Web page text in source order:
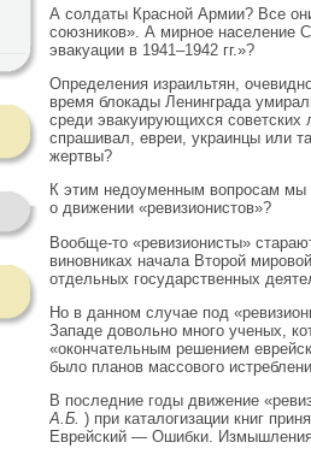
А солдаты Красной Армии? Все
союзников». А мирное население
эвакуации в 1941–1942 гг.»?
Определения израильтян,
время блокады Ленинграда
среди эвакуирующихся
спрашивал, евреи, украинцы или
жертвы?
К этим недоуменным вопросам
о движении «ревизионистов»?
Вообще-то «ревизионисты»
виновниках начала Второй
отдельных государственных
Но в данном случае под
Западе довольно много ученых,
«окончательным решением
было планов массового
В последние годы движение
А.Б. ) при каталогизации книг
Еврейский — Ошибки.